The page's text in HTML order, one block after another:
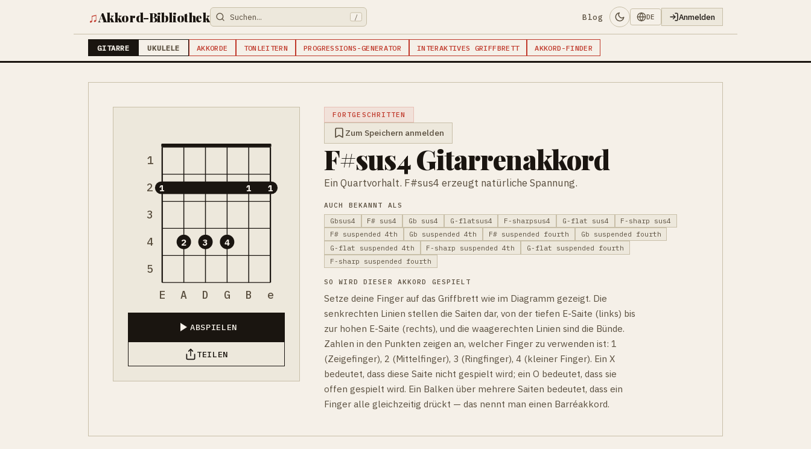
♫Akkord-Bibliothek / Blog DE Anmelden
GITARRE UKULELE AKKORDE TONLEITERN PROGRESSIONS-GENERATOR INTERAKTIVES GRIFFBRETT AKKORD-FINDER
1
2
3
4
5
1
2 3 4
1 1
E A D G B e
ABSPIELEN
TEILEN
FORTGESCHRITTEN
Zum Speichern anmelden
F#sus4 Gitarrenakkord
Ein Quartvorhalt. F#sus4 erzeugt natürliche Spannung.
AUCH BEKANNT ALS
Gbsus4
F# sus4 Gb sus4 G-flatsus4 F-sharpsus4 G-flat sus4
F-sharp sus4
F# suspended 4th
Gb suspended 4th F# suspended fourth
Gb suspended fourth
G-flat suspended 4th
F-sharp suspended 4th
G-flat suspended fourth
F-sharp suspended fourth
SO WIRD DIESER AKKORD GESPIELT
Setze deine Finger auf das Griffbrett wie im Diagramm gezeigt. Die
senkrechten Linien stellen die Saiten dar, von der tiefen E-Saite (links) bis
zur hohen E-Saite (rechts), und die waagerechten Linien sind die Bünde.
Zahlen in den Punkten zeigen an, welcher Finger zu verwenden ist: 1
(Zeigefinger), 2 (Mittelfinger), 3 (Ringfinger), 4 (kleiner Finger). Ein X
bedeutet, dass diese Saite nicht gespielt wird; ein O bedeutet, dass sie
offen gespielt wird. Ein Balken über mehrere Saiten bedeutet, dass ein
Finger alle gleichzeitig drückt — das nennt man einen Barréakkord.